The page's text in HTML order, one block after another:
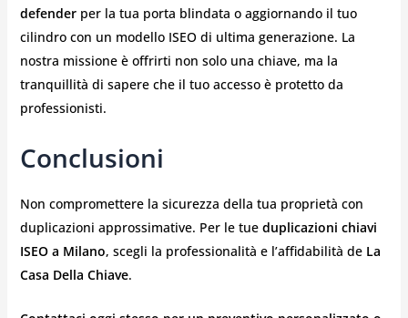
defenderper la tua porta blindata o aggiornando il tuo
cilindro con un modello ISEO di ultima generazione. La
nostra missione è offrirti non solo una chiave, ma la
tranquillità di sapere che il tuo accesso è protetto da
professionisti.
Conclusioni
Non compromettere la sicurezza della tua proprietà con
duplicazioni approssimative. Per le tue duplicazioni chiavi
ISEO a Milano, scegli la professionalità e l’affidabilità de La
Casa Della Chiave.